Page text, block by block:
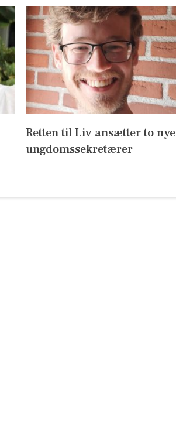
Retten til Liv ansætter to nye
ungdomssekretærer